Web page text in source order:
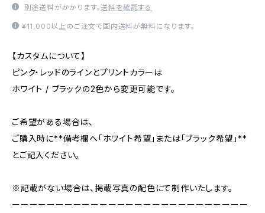
別途送料がかかります。送料を確認する
¥11,000以上のご注文で国内送料が無料になります。
【カスタムについて】
ピンク・レッドのラインとプリントカラーは
ホワイト / ブラックの2色から変更可能です。
ご希望がある場合は、
ご購入時に**備考欄へ「ホワイト希望」または「ブラック希望」**
とご記入ください。
※記載がない場合は、掲載写真の配色にて制作いたします。
ーーーーーーーーーーーーーーーーーーーーーーーーーーー